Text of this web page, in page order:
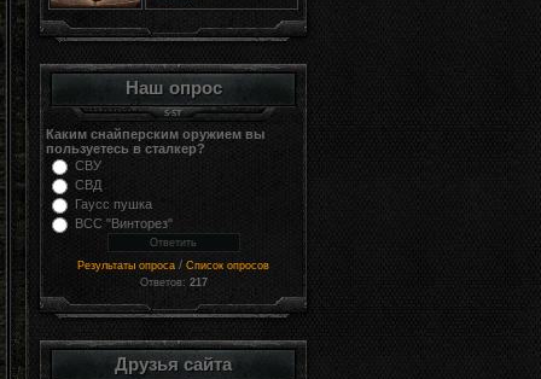
Наш опрос
Каким снайперским оружием вы
пользуетесь в сталкер?
СВУ
СВД
Гаусс пушка
ВСС "Винторез"
Результаты опроса / Список опросов
Ответов: 217
Друзья сайта